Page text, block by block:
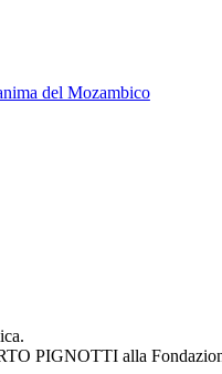
del Mozambico
PIGNOTTI alla